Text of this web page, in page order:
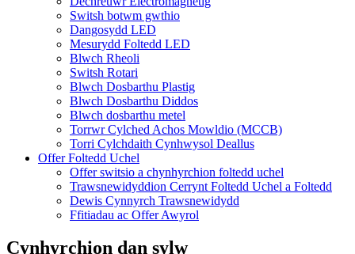
Switsh botwm gwthio
Dangosydd LED
Mesurydd Foltedd LED
Blwch Rheoli
Switsh Rotari
Blwch Dosbarthu Plastig
Blwch Dosbarthu Diddos
Blwch dosbarthu metel
Torrwr Cylched Achos Mowldio (MCCB)
Torri Cylchdaith Cynhwysol Deallus
Offer Foltedd Uchel
Offer switsio a chynhyrchion foltedd uchel
Trawsnewidyddion Cerrynt Foltedd Uchel a Foltedd
Dewis Cynnyrch Trawsnewidydd
Ffitiadau ac Offer Awyrol
Cynhyrchion dan sylw